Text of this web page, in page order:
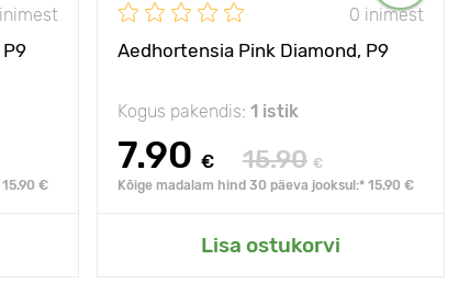
€
0 inimest
Aedhortensia Pink Diamond, P9
Kogus pakendis: 1 istik
7.90 € 15.90 €
Kõige madalam hind 30 päeva jooksul:* 15.90 €
Lisa ostukorvi